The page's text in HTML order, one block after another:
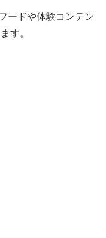
ードや体験コンテン
す。